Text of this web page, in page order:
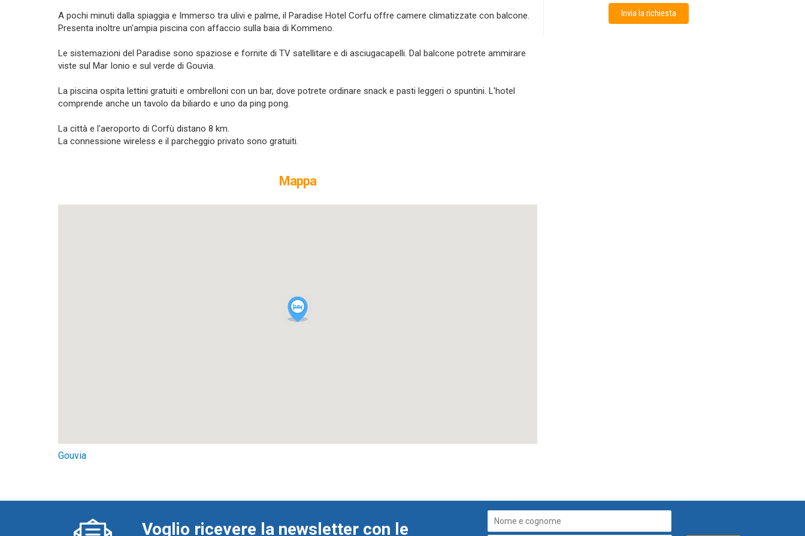
A pochi minuti dalla spiaggia e Immerso tra ulivi e palme, il Paradise Hotel Corfu offre camere climatizzate con balcone.
Presenta inoltre un'ampia piscina con affaccio sulla baia di Kommeno.
Le sistemazioni del Paradise sono spaziose e fornite di TV satellitare e di asciugacapelli. Dal balcone potrete ammirare
viste sul Mar Ionio e sul verde di Gouvia.
La piscina ospita lettini gratuiti e ombrelloni con un bar, dove potrete ordinare snack e pasti leggeri o spuntini. L'hotel
comprende anche un tavolo da biliardo e uno da ping pong.
La città e l'aeroporto di Corfù distano 8 km.
La connessione wireless e il parcheggio privato sono gratuiti.
Mappa
Gouvia
Invia la richiesta
Voglio ricevere la newsletter con le